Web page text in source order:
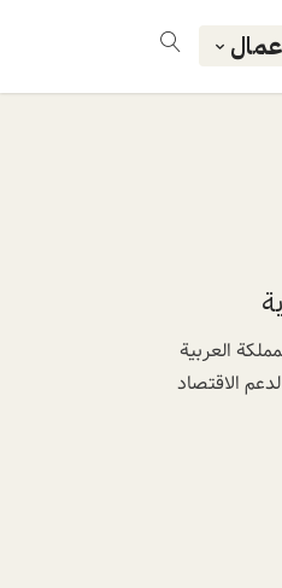
العربية
أجنبية مباشرة بقيمة 562 مليون ريال لدعم الاقتصاد